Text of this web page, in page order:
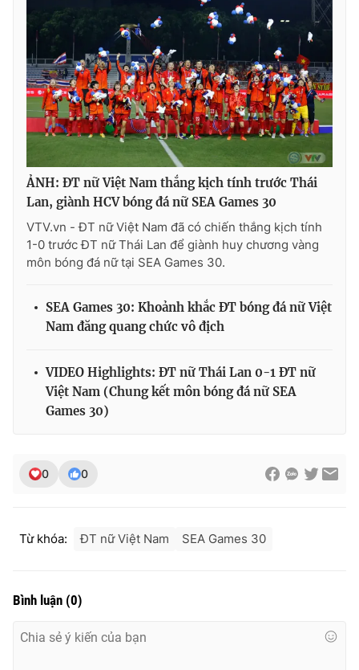
Ðiện thoại Thời báo VTV:
024.66 897 897
Email:toasoan@vtv.vn
Liên hệ quảng cáo:024-7300.7108
thuận bằng văn bản. Ghi rõ nguồn VTV.vn khi phát hành lại
thông tin từ website này.
ẢNH: ĐT nữ Việt Nam thắng kịch tính trước Thái
Lan, giành HCV bóng đá nữ SEA Games 30
VTV.vn - ĐT nữ Việt Nam đã có chiến thắng kịch tính
1-0 trước ĐT nữ Thái Lan để giành huy chương vàng
môn bóng đá nữ tại SEA Games 30.
SEA Games 30: Khoảnh khắc ĐT bóng đá nữ Việt
Nam đăng quang chức vô địch
VIDEO Highlights: ĐT nữ Thái Lan 0-1 ĐT nữ
Việt Nam (Chung kết môn bóng đá nữ SEA
Games 30)
0 0
Từ khóa: ĐT nữ Việt Nam SEA Games 30
Bình luận (0)